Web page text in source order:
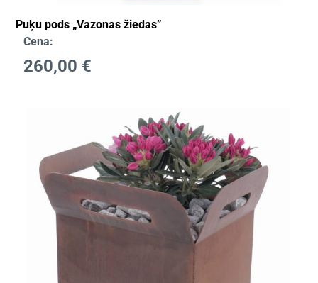
Puķu pods „Vazonas žiedas”
Cena:
260,00 €